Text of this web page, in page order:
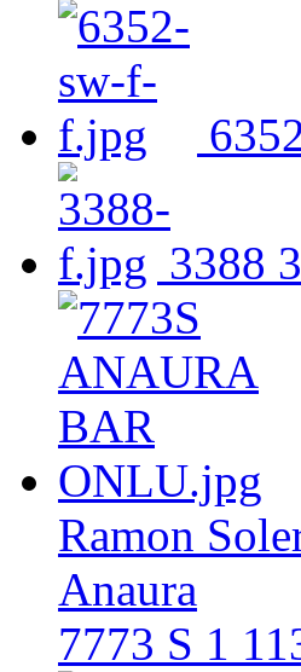
3388
Ramon
Anaura
7773 S 1